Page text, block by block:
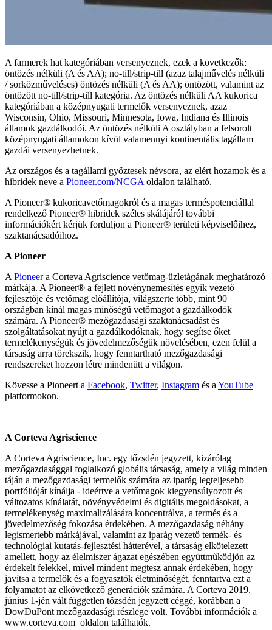
A farmerek hat kategóriában versenyeznek, ezek a következők:
öntözés nélküli (A és AA); no-till/strip-till (azaz talajművelés nélküli
/ sorközműveléses) öntözés nélküli (A és AA); öntözött, valamint az
öntözött no-till/strip-till kategória. Az öntözés nélküli AA kukorica
kategóriában a középnyugati termelők versenyeznek, azaz
Wisconsin, Ohio, Missouri, Minnesota, Iowa, Indiana és Illinois
államok gazdálkodói. Az öntözés nélküli A osztályban a felsorolt
középnyugati államokon kívül valamennyi kontinentális tagállam
gazdái versenyezhetnek.
Az országos és a tagállami győztesek névsora, az elért hozamok és a
hibridek neve a Pioneer.com/NCGA oldalon található.
A Pioneer® kukoricavetőmagokról és a magas terméspotenciállal
rendelkező Pioneer® hibridek széles skálájáról további
információkért kérjük forduljon a Pioneer® területi képviselőihez,
szaktanácsadóihoz.
A Pioneer
A Pioneera Corteva Agriscience vetőmag-üzletágának meghatározó
márkája. A Pioneer® a fejlett növénynemesítés egyik vezető
fejlesztője és vetőmag előállítója, világszerte több, mint 90
országban kínál magas minőségű vetőmagot a gazdálkodók
számára. A Pioneer® mezőgazdasági szaktanácsadást és
szolgáltatásokat nyújt a gazdálkodóknak, hogy segítse őket
termelékenységük és jövedelmezőségük növelésében, ezen felül a
társaság arra törekszik, hogy fenntartható mezőgazdasági
rendszereket hozzon létre mindenütt a világon.
Kövesse a Pioneert a Facebook, Twitter, Instagram és a YouTube
platformokon.
A Corteva Agriscience
A Corteva Agriscience, Inc. egy tőzsdén jegyzett, kizárólag
mezőgazdasággal foglalkozó globális társaság, amely a világ minden
táján a mezőgazdasági termelők számára az iparág legteljesebb
portfólióját kínálja - ideértve a vetőmagok kiegyensúlyozott és
változatos kínálatát, növényvédelmi és digitális megoldásokat, a
termelékenység maximalizálására koncentrálva, a termés és a
jövedelmezőség fokozása érdekében. A mezőgazdaság néhány
legismertebb márkájával, valamint az iparág vezető termék- és
technológiai kutatás-fejlesztési hátterével, a társaság elkötelezett
amellett, hogy az élelmiszer ágazat egészében együttműködjön az
érdekelt felekkel, mivel mindent megtesz annak érdekében, hogy
javítsa a termelők és a fogyasztók életminőségét, fenntartva ezt a
folyamatot az elkövetkező generációk számára. A Corteva 2019.
június 1-jén vált független tőzsdén jegyzett céggé, korábban a
DowDuPont mezőgazdasági részlege volt. További információk a
www.corteva.com oldalon találhatók.